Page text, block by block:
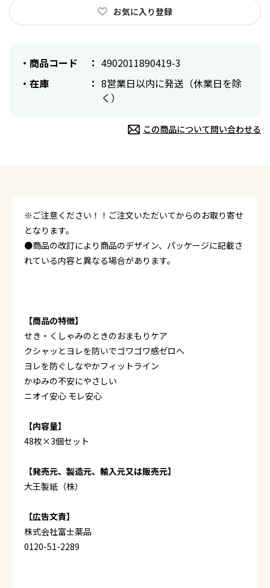
お気に入り登録
商品コード
4902011890419-3
在庫
8営業日以内に発送（休業日を除
く）
この商品について問い合わせる
※ご注意ください！！ご注文いただいてからのお取り寄せ
となります。
●商品の改訂により商品のデザイン、パッケージに記載さ
れている内容と異なる場合があります。
【商品の特徴】
せき・くしゃみのときのおまもりケア
クシャッとヨレを防いでゴワゴワ感ゼロへ
ヨレを防ぐしなやかフィットライン
かゆみの不安にやさしい
ニオイ安心 モレ安心
【内容量】
48枚×3個セット
【発売元、製造元、輸入元又は販売元】
大王製紙（株）
【広告文責】
株式会社富士薬品
0120-51-2289